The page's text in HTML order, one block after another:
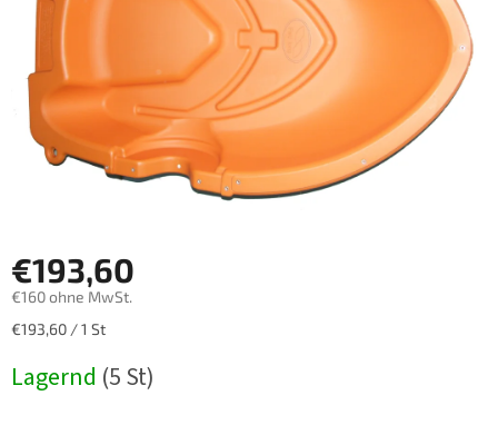
€193,60
€160 ohne MwSt.
Verkaufspreis:
€193,60 / 1 St
Lagernd (5 St)